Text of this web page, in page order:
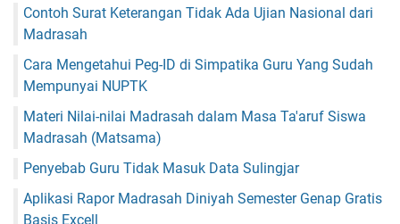
Contoh Surat Keterangan Tidak Ada Ujian Nasional dari
Madrasah
Cara Mengetahui Peg-ID di Simpatika Guru Yang Sudah
Mempunyai NUPTK
Materi Nilai-nilai Madrasah dalam Masa Ta'aruf Siswa
Madrasah (Matsama)
Penyebab Guru Tidak Masuk Data Sulingjar
Aplikasi Rapor Madrasah Diniyah Semester Genap Gratis
Basis Excell